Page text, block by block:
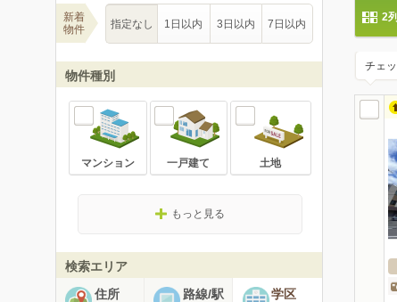
新着
物件
指定なし 1日以内 3日以内 7日以内
物件種別
マンション 一戸建て 土地
もっと見る
検索エリア
住所
路線/駅 学区
2
チェ